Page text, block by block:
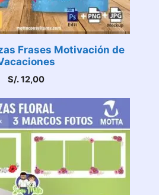
Frases Motivación de
S/.12,00